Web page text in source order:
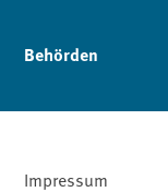
Behörden
Impressum